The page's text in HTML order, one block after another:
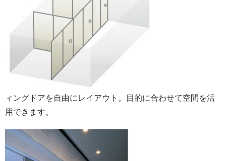
ィングドアを自由にレイアウト。目的に合わせて空間を活
用できます。